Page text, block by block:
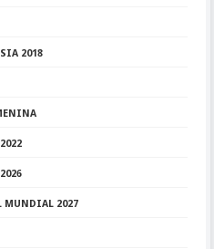
2018
MUNDIAL 2027